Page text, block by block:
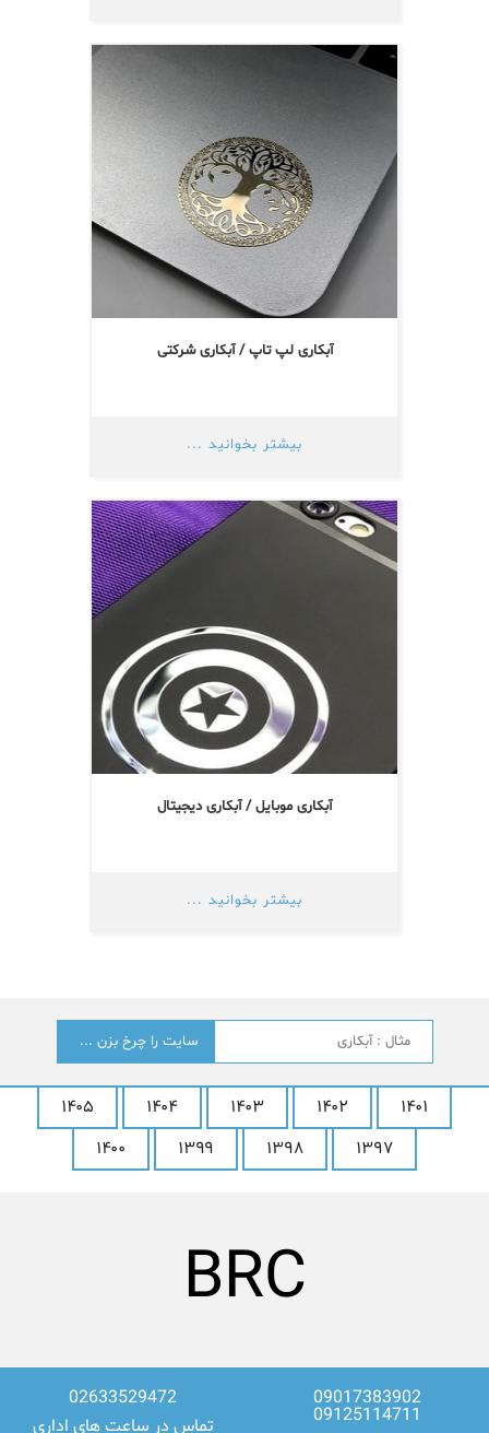
آبکاری لپ تاپ / آبکاری شرکتی
بیشتر بخوانید ...
آبکاری موبایل / آبکاری دیجیتال
بیشتر بخوانید ...
جستجو
۱۴۰۵ ۱۴۰۴ ۱۴۰۳ ۱۴۰۲
۱۴۰۱
۱۴۰۰
۱۳۹۹ ۱۳۹۸ ۱۳۹۷
LG
02633529472
تماس در ساعت های اداری
09017383902
09125114711